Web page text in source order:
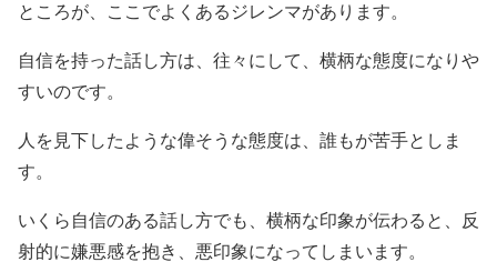
ところが、ここでよくあるジレンマがあります。
自信を持った話し方は、往々にして、横柄な態度になりや
すいのです。
人を見下したような偉そうな態度は、誰もが苦手としま
す。
いくら自信のある話し方でも、横柄な印象が伝わると、反
射的に嫌悪感を抱き、悪印象になってしまいます。